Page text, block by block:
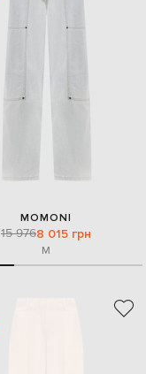
MOMONI
15 9768 015 грн
M